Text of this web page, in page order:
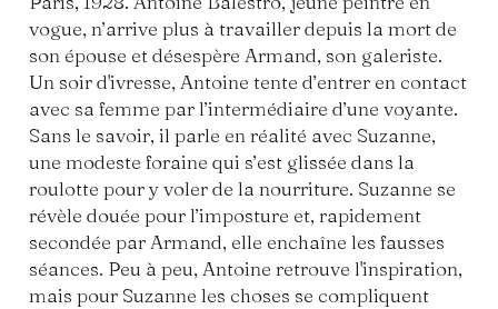
vogue, n’arrive plus à travailler depuis la mort de
son épouse et désespère Armand, son galeriste.
Un soir d'ivresse, Antoine tente d’entrer en contact
avec sa femme par l’intermédiaire d’une voyante.
Sans le savoir, il parle en réalité avec Suzanne,
une modeste foraine qui s’est glissée dans la
roulotte pour y voler de la nourriture. Suzanne se
révèle douée pour l’imposture et, rapidement
secondée par Armand, elle enchaîne les fausses
séances. Peu à peu, Antoine retrouve l'inspiration,
mais pour Suzanne les choses se compliquent